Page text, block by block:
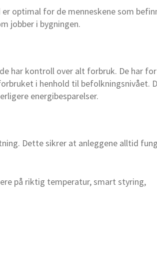
optimal for de menneskene som
jobber i bygningen.
har kontroll over alt forbruk. De har for
i henhold til befolkningsnivået.
energibesparelser.
Dette sikrer at anleggene alltid
på riktig temperatur, smart styring,